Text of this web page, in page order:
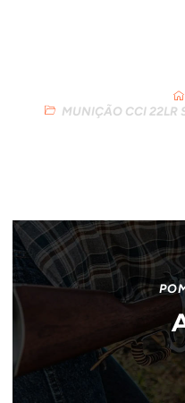
MUNIÇÃO CCI 22LR